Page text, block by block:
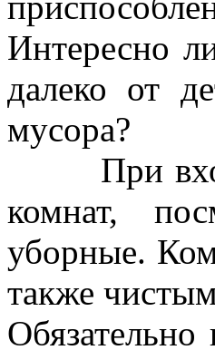
Интересно
далеко от
мусора?
При входе
комнат,
уборные.
также